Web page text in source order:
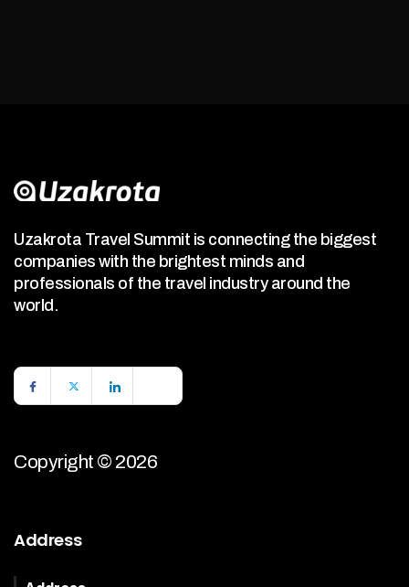
Uzakrota Travel Summit is connecting the biggest
companies with the brightest minds and
professionals of the travel industry around the
world.
Copyright © 2026
Address